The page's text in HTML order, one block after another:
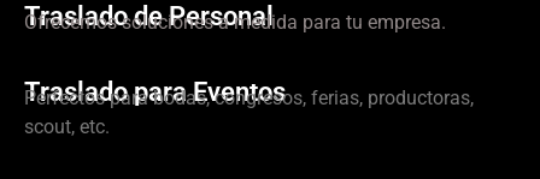
Traslado de Personal
Ofrecemos soluciones a medida para tu empresa.
Traslado para Eventos
Perfectos para bodas, congresos, ferias, productoras,
scout, etc.